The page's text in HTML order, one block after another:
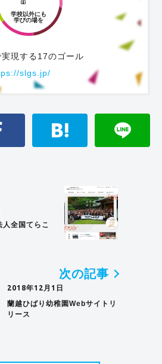
学校以外にも
学びの場を
現する17のゴール
slgs.jp/
人全国てらこ
次の記事
2018年12月1日
蘭越ひばり幼稚園Webサイトリ
リース